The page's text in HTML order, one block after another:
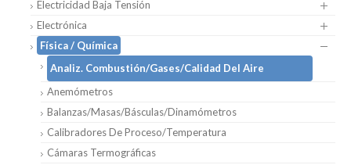
Electricidad Baja Tensión
Electrónica
Física / Química
Analiz. Combustión/Gases/Calidad Del Aire
Anemómetros
Balanzas/Masas/Básculas/Dinamómetros
Calibradores De Proceso/Temperatura
Cámaras Termográficas